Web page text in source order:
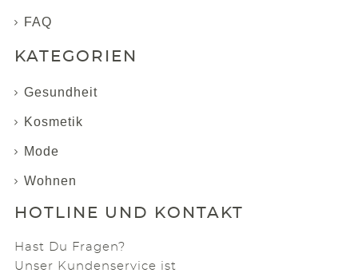
FAQ
KATEGORIEN
Gesundheit
Kosmetik
Mode
Wohnen
HOTLINE UND KONTAKT
Hast Du Fragen?
Unser Kundenservice ist